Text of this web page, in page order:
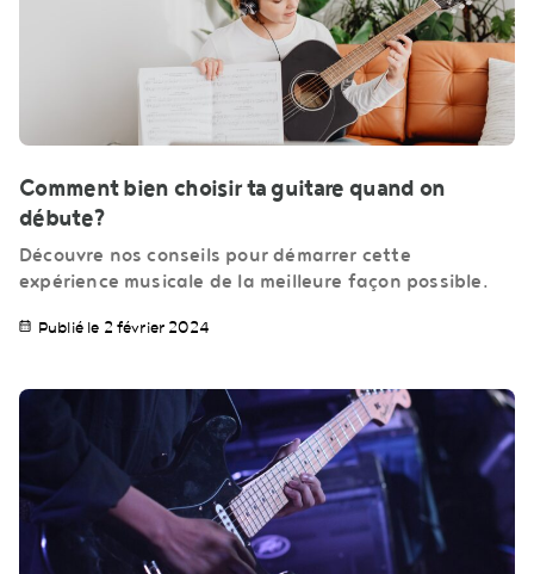
Comment bien choisir ta guitare quand on
débute?
Découvre nos conseils pour démarrer cette
expérience musicale de la meilleure façon possible.
Publié le 2 février 2024